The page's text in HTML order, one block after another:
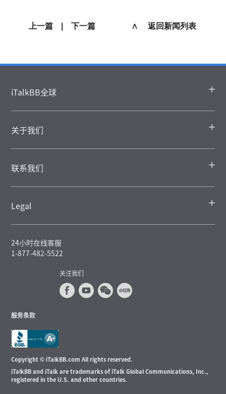
上一篇 |下一篇 ∧ 返回新闻列表
iTalkBB全球
关于我们
联系我们
Legal
24小时在线客服
1-877-482-5522
关注我们
服务条款
Copyright © iTalkBB.com All rights reserved.
iTalkBB and iTalk are trademarks of iTalk Global Communications, Inc.,
registered in the U.S. and other countries.